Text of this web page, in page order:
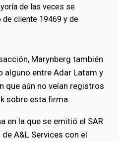
de las veces se
de cliente 19469 y de
Marynberg también
alguno entre Adar Latam y
que aún no veían registros
sobre esta firma.
en la que se emitió el SAR
A&L Services con el